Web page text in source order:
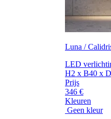
Luna /
LED
H2 x B40 x
Prijs
346 €
Kleuren
Geen kleur